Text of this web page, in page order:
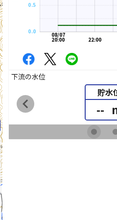
0.0
0.5
22:00
08/07
20:00
下流の水位
貯水
--
chevron_left
fiber_manual_record